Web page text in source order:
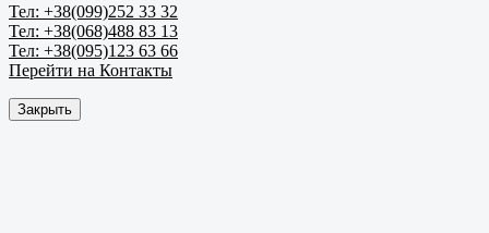
Тел: +38(099)252 33 32
Тел: +38(068)488 83 13
Тел: +38(095)123 63 66
Перейти на Контакты
Закрыть